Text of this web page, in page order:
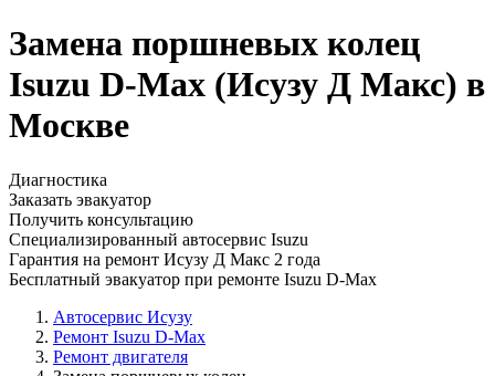
Замена поршневых колец
Isuzu D-Max (Исузу Д Макс) в
Москве
Диагностика
Заказать эвакуатор
Получить консультацию
Специализированный автосервис Isuzu
Гарантия на ремонт Исузу Д Макс 2 года
Бесплатный эвакуатор при ремонте Isuzu D-Max
Автосервис Исузу
Ремонт Isuzu D-Max
Ремонт двигателя